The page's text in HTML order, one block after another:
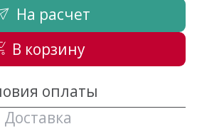
На расчет
В корзину
оплаты
Доставка